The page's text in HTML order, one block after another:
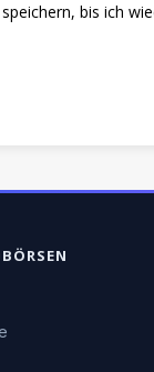
bis ich